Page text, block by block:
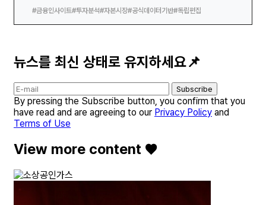
#금융인사이트#투자분석#자본시장#공식데이터기반#독립편집
뉴스를 최신 상태로 유지하세요📌
Subscribe
By pressing the Subscribe button, you confirm that you
have read and are agreeing to our Privacy Policy and
Terms of Use
View more content ♥️